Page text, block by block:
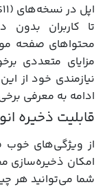
تا کاربران بدون
محتواهای صفحه
مزایای متعددی
نیازمندی خود از
ادامه به معرفی
قابلیت ذخیره
از ویژگی‌های خوب
امکان ذخیره‌سازی
شما می‌توانید هر